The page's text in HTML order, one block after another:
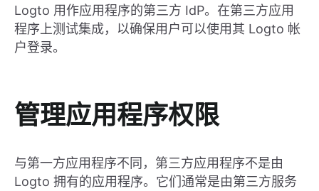
Logto 用作应用程序的第三方 IdP。在第三方应用
程序上测试集成，以确保用户可以使用其 Logto 帐
户登录。
管理应用程序权限
与第一方应用程序不同，第三方应用程序不是由
Logto 拥有的应用程序。它们通常是由第三方服务